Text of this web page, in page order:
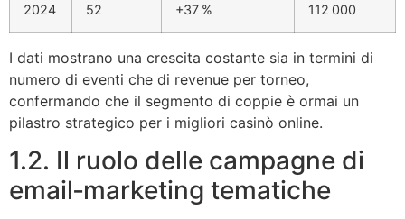
2024 52 +37 % 112 000
I dati mostrano una crescita costante sia in termini di
numero di eventi che di revenue per torneo,
confermando che il segmento di coppie è ormai un
pilastro strategico per i migliori casinò online.
1.2. Il ruolo delle campagne di
email‑marketing tematiche